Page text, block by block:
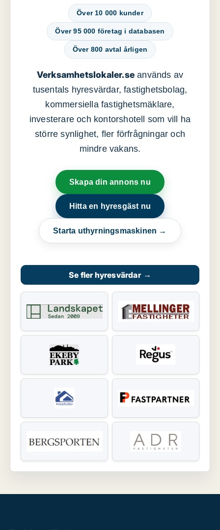
Över 10 000 kunder
Över 95 000 företag i databasen
Över 800 avtal årligen
Verksamhetslokaler.se används av
tusentals hyresvärdar, fastighetsbolag,
kommersiella fastighetsmäklare,
investerare och kontorshotell som vill ha
större synlighet, fler förfrågningar och
mindre vakans.
Skapa din annons nu
Hitta en hyresgäst nu
Starta uthyrningsmaskinen →
Se fler hyresvärdar →